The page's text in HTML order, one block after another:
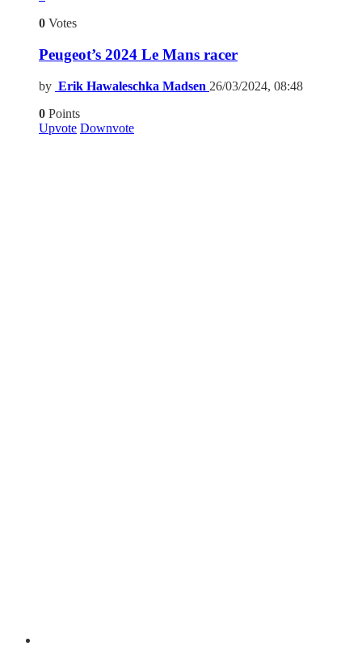
0 Votes
Peugeot’s 2024 Le Mans racer
by Erik Hawaleschka Madsen 26/03/2024, 08:48
0 Points
Upvote Downvote